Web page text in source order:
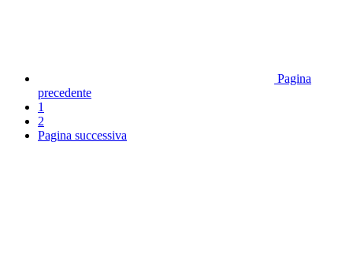
Pagina
precedente
1
2
Pagina successiva